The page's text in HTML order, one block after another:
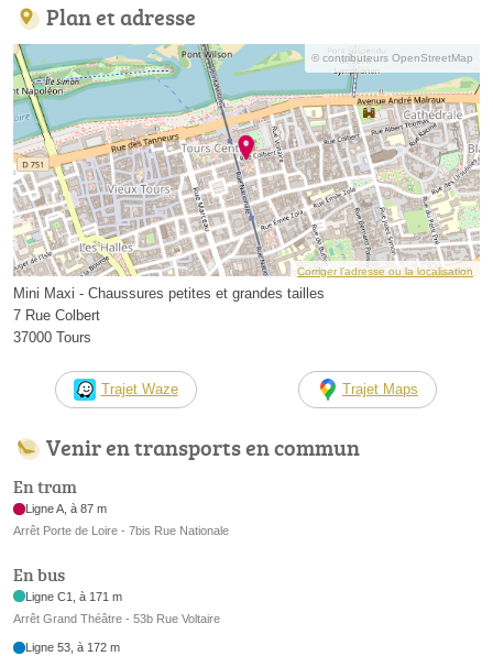
Plan et adresse
© contributeurs OpenStreetMap
Corriger l’adresse ou la localisation
Mini Maxi - Chaussures petites et grandes tailles
7 Rue Colbert
37000 Tours
Trajet Waze Trajet Maps
Venir en transports en commun
En tram
Ligne A, à 87 m
Arrêt Porte de Loire - 7bis Rue Nationale
En bus
Ligne C1, à 171 m
Arrêt Grand Théâtre - 53b Rue Voltaire
Ligne 53, à 172 m